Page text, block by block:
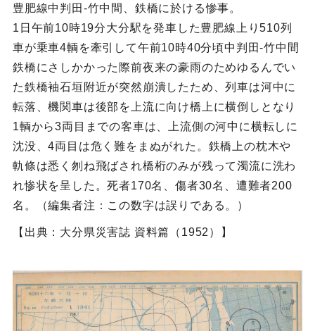
豊肥線中判田‐竹中間、鉄橋に於ける惨事。
1日午前10時19分大分駅を発車した豊肥線上り510列
車が乗車4輌を牽引して午前10時40分頃中判田‐竹中間
鉄橋にさしかかった際前夜来の豪雨のためゆるんでい
た鉄橋袖石垣附近が突然崩潰したため、列車は河中に
転落、機関車は後部を上流に向け橋上に横倒しとなり
1輌から3両目までの客車は、上流側の河中に横転しに
沈没、4両目は危く難をまぬがれた。鉄橋上の枕木や
軌條は悉く刎ね飛ばされ橋桁のみが残って濁流に洗わ
れ惨状を呈した。死者170名、傷者30名、遭難者200
名。（編集者注：この数字は誤りである。）
【出典：大分県災害誌 資料篇（1952）】